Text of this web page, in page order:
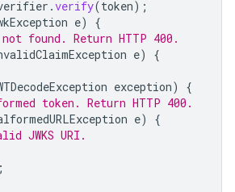
.verify(token);
e)
{
found. Return HTTP 400.
e) {
exception)
{
token. Return HTTP 400.
e)
{
JWKS URI.
;